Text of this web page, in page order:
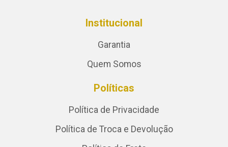
Institucional
Garantia
Quem Somos
Políticas
Política de Privacidade
Política de Troca e Devolução